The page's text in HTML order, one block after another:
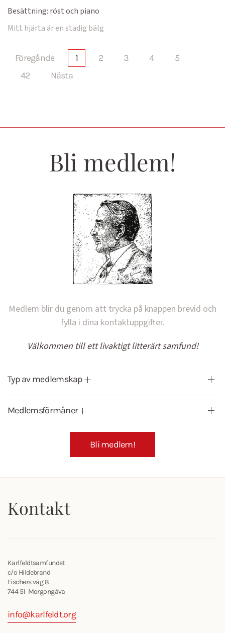
Besättning: röst och piano
Mitt hjärta är en stadig bälg
Föregånde 1 2 3 4
5
42
Nästa
Bli medlem!
Medlem blir du genom att trycka på knappen brevid och
fylla i dina kontaktuppgifter.
Välkommen till ett livaktigt litterärt samfund!
Typ av medlemskap
Medlemsförmåner
Bli medlem!
Kontakt
Karlfeldtsamfundet
c/o Hildebrand
Fischers väg 8
744 51 Morgongåva
info@karlfeldt.org